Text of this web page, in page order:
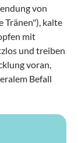
von
Tränen"), kalte
mit
und treiben
voran,
Befall